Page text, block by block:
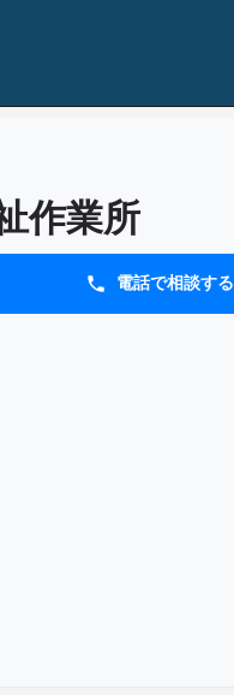
作業所
電話で相談する